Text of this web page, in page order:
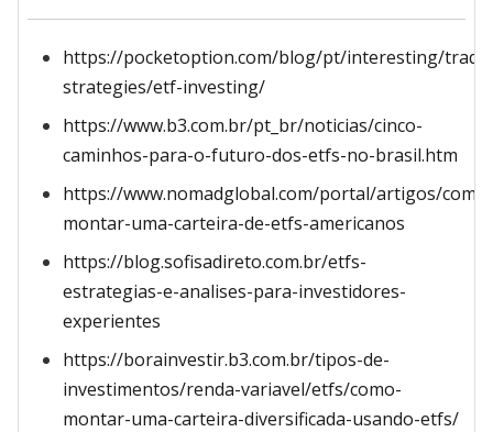
https://pocketoption.com/blog/pt/interesting/
strategies/etf-investing/
https://www.b3.com.br/pt_br/noticias/cinco-
caminhos-para-o-futuro-dos-etfs-no-brasil.htm
https://www.nomadglobal.com/portal/artigos/como-
montar-uma-carteira-de-etfs-americanos
https://blog.sofisadireto.com.br/etfs-
estrategias-e-analises-para-investidores-
experientes
https://borainvestir.b3.com.br/tipos-de-
investimentos/renda-variavel/etfs/como-
montar-uma-carteira-diversificada-usando-etfs/